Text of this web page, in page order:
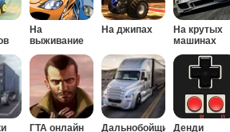
На
выживание
На джипах
На крутых
машинах
ГТА онлайн ДальнобойщикиДенди